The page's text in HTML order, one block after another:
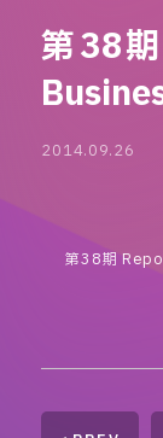
第38
2014.09.26
第38期